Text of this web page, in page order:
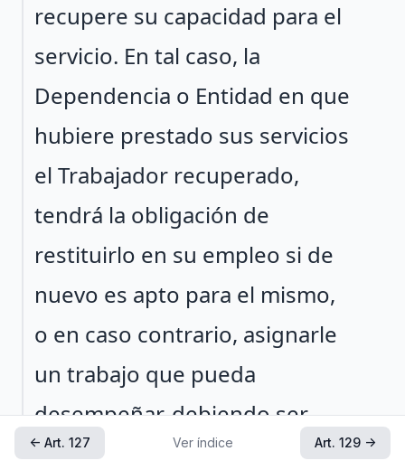
recupere su capacidad para el
servicio. En tal caso, la
Dependencia o Entidad en que
hubiere prestado sus servicios
el Trabajador recuperado,
tendrá la obligación de
restituirlo en su empleo si de
nuevo es apto para el mismo,
o en caso contrario, asignarle
un trabajo que pueda
desempeñar, debiendo ser
cuando menos de un sueldo y
← Art. 127 Ver índice Art. 129 →